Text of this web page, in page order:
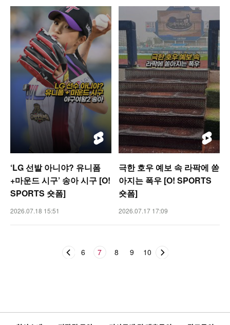
‘LG 선발 아니야? 유니폼
+마운드 시구’ 송아 시구 [O!
SPORTS 숏폼]
2026.07.18 15:51
극한 호우 예보 속 라팍에 쏟
아지는 폭우 [O! SPORTS
숏폼]
2026.07.17 17:09
6 7 8 9 10